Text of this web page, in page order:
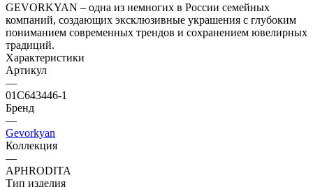
GEVORKYAN – одна из немногих в России семейных
компаний, создающих эксклюзивные украшения с глубоким
пониманием современных трендов и сохранением ювелирных
традиций.
Характеристики
Артикул
—
01С643446-1
Бренд
—
Gevorkyan
Коллекция
—
APHRODITA
Тип изделия